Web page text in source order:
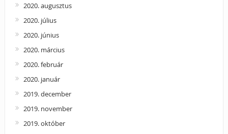
2020. augusztus
2020. július
2020. június
2020. március
2020. február
2020. január
2019. december
2019. november
2019. október